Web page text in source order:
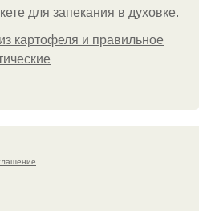
для запекания в духовке.
картофеля и правильное